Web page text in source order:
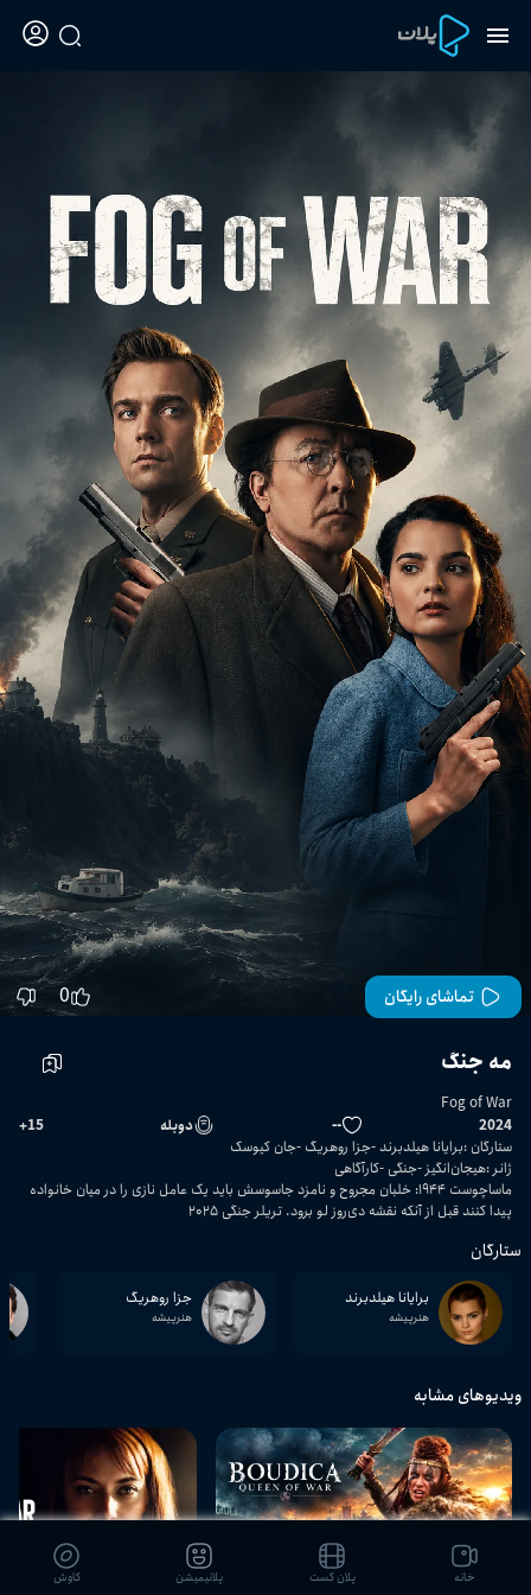
تماشای رایگان 0
مه جنگ
Fog of War
2024
-- دوبله 15
+
ستارگان :برایانا هیلدبرند جزا روهریگ جان کیوسک
ژانر :هیجان‌انگیز جنگی کارآگاهی
ماساچوست ۱۹۴۴: خلبان مجروح و نامزد جاسوسش باید یک عامل نازی را در میان خانواده
پیدا کنند قبل از آنکه نقشه دی‌روز لو برود. تریلر جنگی ۲۰۲۵
ستارگان
برایانا هیلدبرند
هنرپیشه
جزا روهریگ
هنرپیشه
ویدیوهای مشابه
خانه پلان کست پلانیمیشن کاوش